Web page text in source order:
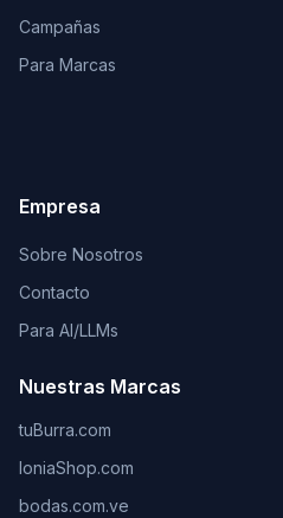
Campañas
Para Marcas
Empresa
Sobre Nosotros
Contacto
Para AI/LLMs
Nuestras Marcas
tuBurra.com
IoniaShop.com
bodas.com.ve